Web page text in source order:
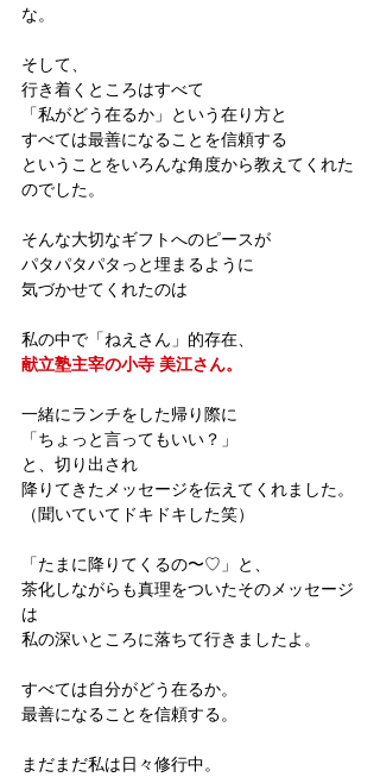
な。
そして、
行き着くところはすべて
「私がどう在るか」という在り方と
すべては最善になることを信頼する
ということをいろんな角度から教えてくれた
のでした。
そんな大切なギフトへのピースが
パタパタパタっと埋まるように
気づかせてくれたのは
私の中で「ねえさん」的存在、
献立塾主宰の小寺 美江さん。
一緒にランチをした帰り際に
「ちょっと言ってもいい？」
と、切り出され
降りてきたメッセージを伝えてくれました。
（聞いていてドキドキした笑）
「たまに降りてくるの〜♡」と、
茶化しながらも真理をついたそのメッセージ
は
私の深いところに落ちて行きましたよ。
すべては自分がどう在るか。
最善になることを信頼する。
まだまだ私は日々修行中。